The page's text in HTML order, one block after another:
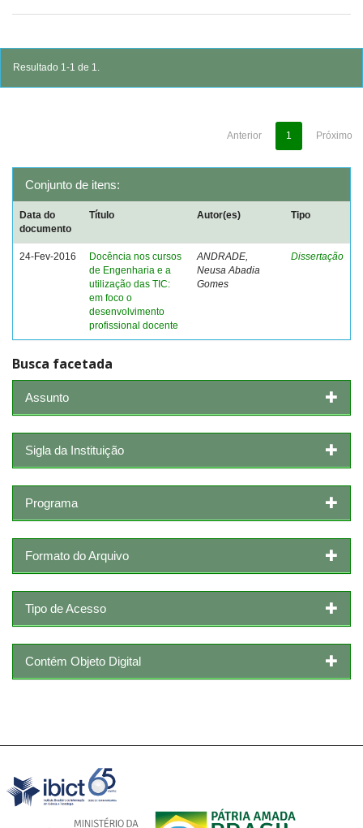
Resultado 1-1 de 1.
Anterior 1 Próximo
Conjunto de itens:
Data do
documento
Título Autor(es) Tipo
24-Fev-2016
Docência nos cursos
de Engenharia e a
utilização das TIC:
em foco o
desenvolvimento
profissional docente
ANDRADE,
Neusa Abadia
Gomes
Dissertação
Busca facetada
Assunto
Sigla da Instituição
Programa
Formato do Arquivo
Tipo de Acesso
Contém Objeto Digital